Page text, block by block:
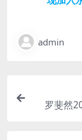
admin
罗斐然